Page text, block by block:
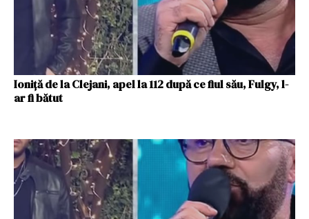
Ioniță de la Clejani, apel la 112 după ce fiul său, Fulgy, l-
ar fi bătut